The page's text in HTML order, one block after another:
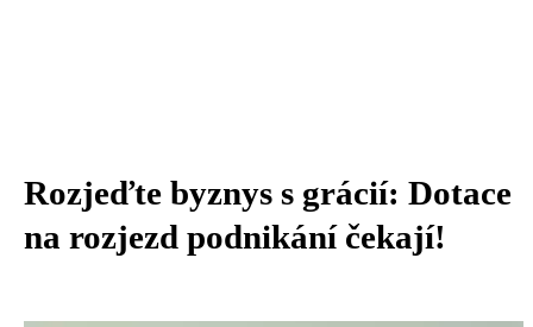
Rozjeďte byznys s grácií: Dotace
na rozjezd podnikání čekají!